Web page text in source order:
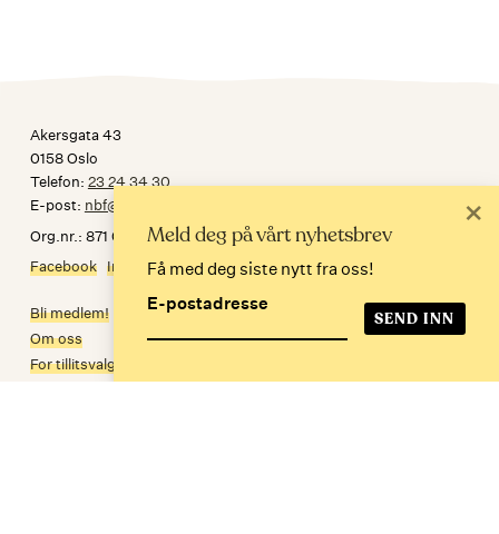
Akersgata 43
0158 Oslo
Telefon: 23 24 34 30
E-post: nbf@norskbibliotekforening.no
Org.nr.: 871 032 092
Facebook Instagram
Bli medlem!
Om oss
For tillitsvalgte
Meld deg på vårt nyhetsbrev
Få med deg siste nytt fra oss!
E-postadresse
×